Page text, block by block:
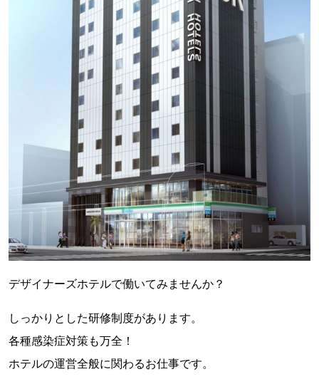
デザイナーズホテルで働いてみませんか？
しっかりとした研修制度があります。
各種感染症対策も万全！
ホテルの運営全般に関わるお仕事です。